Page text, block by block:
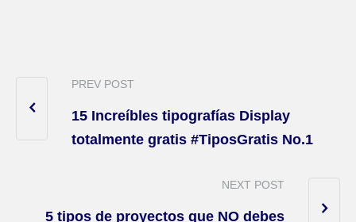
PREV POST
15 Increíbles tipografías Display
totalmente gratis #TiposGratis No.1
NEXT POST
5 tipos de proyectos que NO debes